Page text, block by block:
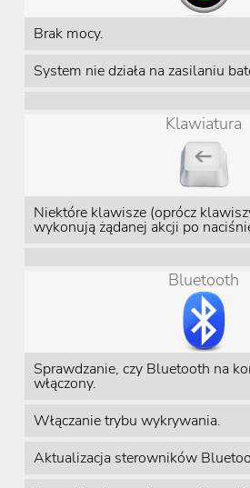
Brak mocy.
System nie działa na zasilaniu
Klawiatura
Niektóre klawisze (oprócz
wykonują żądanej akcji po
Bluetooth
Sprawdzanie, czy Bluetooth na
włączony.
Włączanie trybu wykrywania.
Aktualizacja sterowników